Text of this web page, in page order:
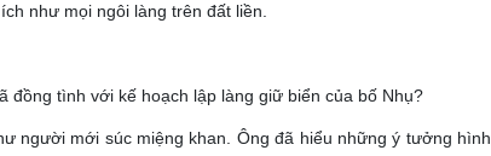
như mọi ngôi làng trên đất liền.
đồng tình với kế hoạch lập làng giữ biển của bố Nhụ?
người mới súc miệng khan. Ông đã hiểu những ý tưởng hình